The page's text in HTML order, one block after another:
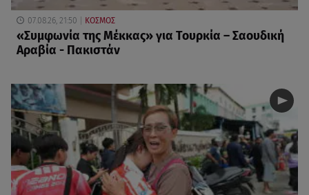
07.08.26, 21:50 ΚΟΣΜΟΣ
«Συμφωνία της Μέκκας» για Τουρκία – Σαουδική
Αραβία - Πακιστάν